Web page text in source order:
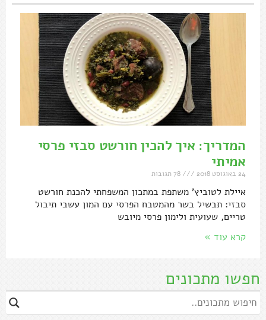
חפשו מתכונים
המדריך: איך להכין חורשט סבזי פרסי
אמיתי
24 באוגוסט 2018
איילת לטוביץ' משתפת במתכון המשפחתי להכנת חורשט
סבזי: תבשיל בשר מהמטבח הפרסי עם המון עשבי תיבול
טריים, שעועית ולימון פרסי מיובש
קרא עוד »